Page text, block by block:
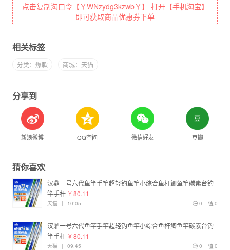
点击复制淘口令【￥WNzydg3kzwb￥】 打开【手机淘宝】
即可获取商品优惠券下单
相关标签
分类：爆款 商城：天猫
分享到
新浪微博 QQ空间 微信好友 豆瓣
猜你喜欢
汉鼎一号六代鱼竿手竿超轻钓鱼竿小综合鱼杆鲫鱼竿碳素台钓
竿手杆 ¥ 80.11
0
0
天猫 | 10:05
汉鼎一号六代鱼竿手竿超轻钓鱼竿小综合鱼杆鲫鱼竿碳素台钓
竿手杆 ¥ 80.11
0
0
天猫 | 09:45